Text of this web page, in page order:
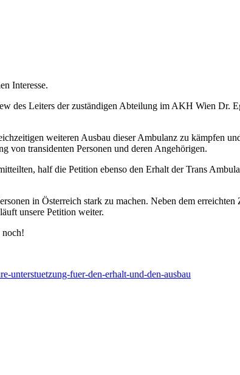
Interesse.
des Leiters der zuständigen Abteilung im AKH Wien Dr.
weiteren Ausbau dieser Ambulanz zu kämpfen
von transidenten Personen und deren Angehörigen.
half die Petition ebenso den Erhalt der Trans
in Österreich stark zu machen. Neben dem
unsere Petition weiter.
noch!
unterstuetzung-fuer-den-erhalt-und-den-ausbau